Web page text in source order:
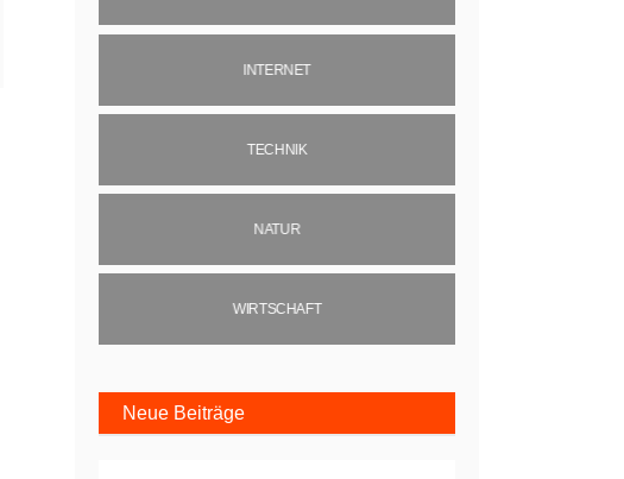
INTERNET
TECHNIK
NATUR
WIRTSCHAFT
Neue Beiträge